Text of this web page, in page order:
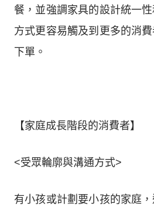
餐，並強調家具的設計統一
方式更容易觸及到更多的消
下單。
【家庭成長階段的消費者】
<受眾輪廓與溝通方式>
有小孩或計劃要小孩的家庭